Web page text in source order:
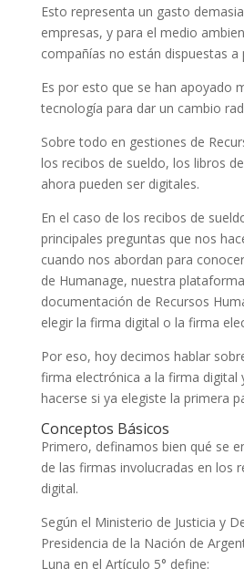
Esto representa un gasto
empresas, y para el medio
compañías no están dispuestas a
Es por esto que se han apoyado
tecnología para dar un cambio
Sobre todo en gestiones de
los recibos de sueldo, los libros
ahora pueden ser digitales.
En el caso de los recibos de
principales preguntas que nos
cuando nos abordan para
de Humanage, nuestra
documentación de Recursos
elegir la firma digital o la firma
Por eso, hoy decimos hablar
firma electrónica a la firma digital
hacerse si ya elegiste la primera
Conceptos Básicos
Primero, definamos bien qué se
de las firmas involucradas en los
digital.
Según el Ministerio de Justicia y
Presidencia de la Nación de
Luna en el Artículo 5° define: